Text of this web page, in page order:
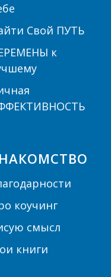
Свой ПУТЬ
к
коучинг
смысл
книги